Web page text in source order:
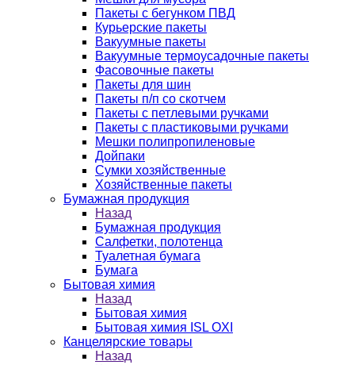
Пакеты с бегунком ПВД
Курьерские пакеты
Вакуумные пакеты
Вакуумные термоусадочные пакеты
Фасовочные пакеты
Пакеты для шин
Пакеты п/п со скотчем
Пакеты с петлевыми ручками
Пакеты с пластиковыми ручками
Мешки полипропиленовые
Дойпаки
Сумки хозяйственные
Хозяйственные пакеты
Бумажная продукция
Назад
Бумажная продукция
Салфетки, полотенца
Туалетная бумага
Бумага
Бытовая химия
Назад
Бытовая химия
Бытовая химия ISL OXI
Канцелярские товары
Назад